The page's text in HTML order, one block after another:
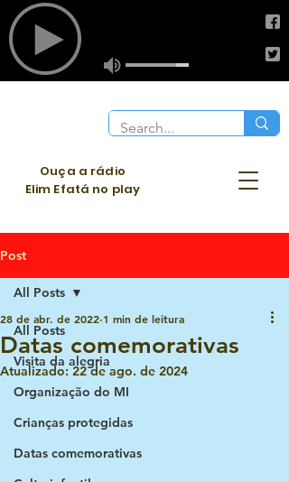
Ouça a rádio
Elim Efatá no play
Post
All Posts
Visita da alegria
Organização do MI
Crianças protegidas
Datas comemorativas
All Posts
Datas comemorativas
28 de abr. de 2022 1 min de leitura
Atualizado:22 de ago. de 2024